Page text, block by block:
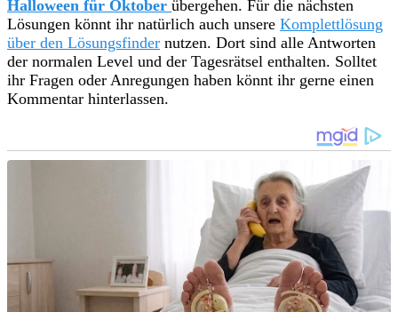
Halloween für Oktober übergehen. Für die nächsten
Lösungen könnt ihr natürlich auch unsere Komplettlösung
über den Lösungsfinder nutzen. Dort sind alle Antworten
der normalen Level und der Tagesrätsel enthalten. Solltet
ihr Fragen oder Anregungen haben könnt ihr gerne einen
Kommentar hinterlassen.